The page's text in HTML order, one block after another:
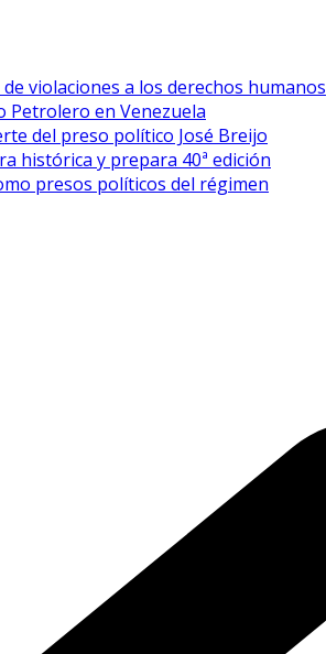
violaciones a los derechos humanos
Petrolero en Venezuela
del preso político José Breijo
histórica y prepara 40ª edición
presos políticos del régimen